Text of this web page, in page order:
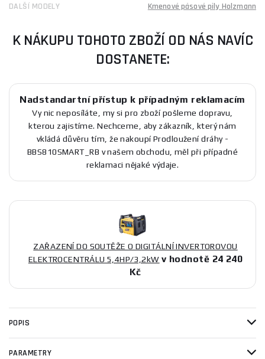
DALŠÍ MODELY Kmenové pásové pily Holzmann
K NÁKUPU TOHOTO ZBOŽÍ OD NÁS NAVÍC
DOSTANETE:
Nadstandartní přístup k případným reklamacím
Vy nic neposíláte, my si pro zboží pošleme dopravu,
kterou zajistíme. Nechceme, aby zákazník, který nám
vkládá důvěru tím, že nakoupí Prodloužení dráhy -
BBS810SMART_RB v našem obchodu, měl při případné
reklamaci nějaké výdaje.
ZAŘAZENÍ DO SOUTĚŽE O DIGITÁLNÍ INVERTOROVOU
ELEKTROCENTRÁLU 5,4HP/3,2kW v hodnotě 24 240
Kč
POPIS
PARAMETRY